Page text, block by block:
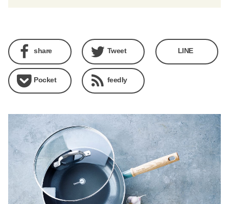
share Tweet LINE
Pocket feedly